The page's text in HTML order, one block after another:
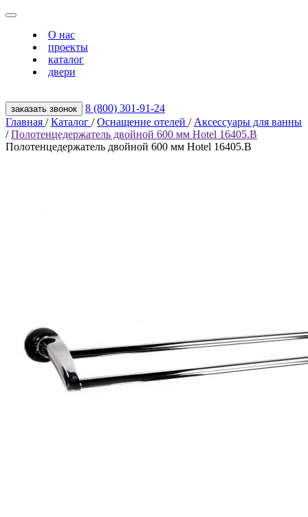
О нас
проекты
каталог
двери
заказать звонок
8 (800) 301‑91‑24
Главная / Каталог / Оснащение отелей / Аксессуары для ванны
/ Полотенцедержатель двойной 600 мм Hotel 16405.B
Полотенцедержатель двойной 600 мм Hotel 16405.B